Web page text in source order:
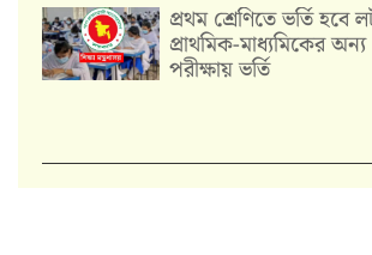
প্রথম শ্রেণিতে ভর্তি হবে
প্রাথমিক-মাধ্যমিকের অন্য
পরীক্ষায় ভর্তি